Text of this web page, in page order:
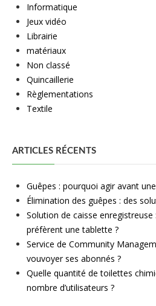
Informatique
Jeux vidéo
Librairie
matériaux
Non classé
Quincaillerie
Règlementations
Textile
ARTICLES RÉCENTS
Guêpes : pourquoi agir avant
Élimination des guêpes : des
Solution de caisse
préfèrent une tablette ?
Service de Community
vouvoyer ses abonnés ?
Quelle quantité de toilettes
nombre d’utilisateurs ?